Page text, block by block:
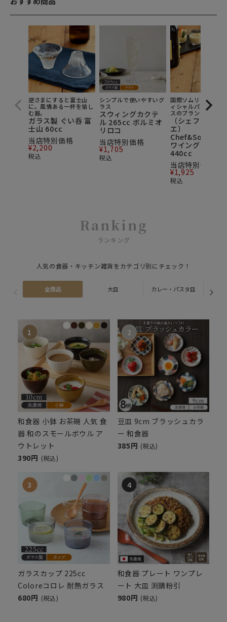
逆さまにすると富士山
に。風情ある一杯を愉し
む器。
ガラス製 ぐい呑 富
士山 60cc
当店特別価格
¥2,200
税込
シンプルで使いやすいグ
ラス
スウィングカクテ
ル 265cc ボルミオ
リロコ
当店特別価格
¥1,705
税込
国際ソムリエ協会の
ィシャルパートナー
スのブランド。
（シェフ＆ソム
エ）
ワイングラス
440cc
当店特別価格
¥1,925
税込
Ranking
ランキング
人気の食器・キッチン雑貨をカテゴリ別にチェック！
全商品 大皿 カレー・パスタ皿
和食器 小鉢 お茶碗 人気 食
器 和のスモールボウル ア
ウトレット
390円 (税込)
豆皿 9cm ブラッシュカラ
ー 和食器
385円 (税込)
ガラスカップ 225cc
Coloreコロレ 耐熱ガラス
680円 (税込)
和食器 プレート ワンプレ
ート 大皿 渕錆粉引
980円 (税込)